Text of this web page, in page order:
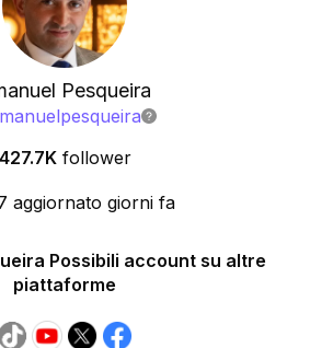
Pesqueira
427.7K follower
aggiornato giorni fa
Possibili account su altre
piattaforme